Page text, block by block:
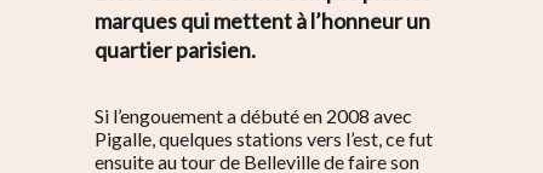
marques qui mettent à l’honneur un
quartier parisien.
Si l’engouement a débuté en 2008 avec
Pigalle, quelques stations vers l’est, ce fut
ensuite au tour de Belleville de faire son